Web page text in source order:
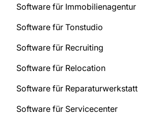
Software für Immobilienagentur
Software für Tonstudio
Software für Recruiting
Software für Relocation
Software für Reparaturwerkstatt
Software für Servicecenter